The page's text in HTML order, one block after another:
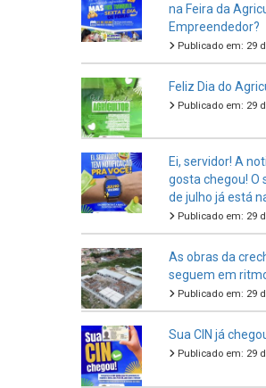
na Feira da
Empreendedor?
Publicado em: 29
Feliz Dia do
Publicado em: 29
Ei, servidor! A
gosta chegou! O
de julho já está
Publicado em: 29
As obras da
seguem em
Publicado em: 29
Sua CIN já
Publicado em: 29